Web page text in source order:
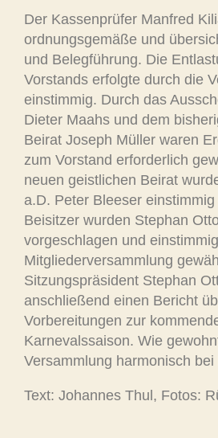
Der Kassenprüfer Manfred
ordnungsgemäße und
und Belegführung. Die
Vorstands erfolgte durch die
einstimmig. Durch das
Dieter Maahs und dem
Beirat Joseph Müller waren
zum Vorstand erforderlich
neuen geistlichen Beirat
a.D. Peter Bleeser
Beisitzer wurden Stephan
vorgeschlagen und
Mitgliederversammlung
Sitzungspräsident Stephan
anschließend einen Bericht
Vorbereitungen zur
Karnevalssaison. Wie
Versammlung harmonisch
Text: Johannes Thul, Fotos: